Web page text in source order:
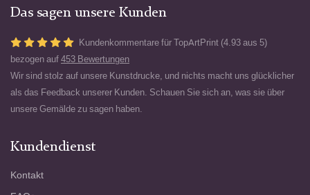
Das sagen unsere Kunden
Kundenkommentare für TopArtPrint (4.93 aus 5)
bezogen auf 453 Bewertungen
Wir sind stolz auf unsere Kunstdrucke, und nichts macht uns glücklicher
als das Feedback unserer Kunden. Schauen Sie sich an, was sie über
unsere Gemälde zu sagen haben.
Kundendienst
Kontakt